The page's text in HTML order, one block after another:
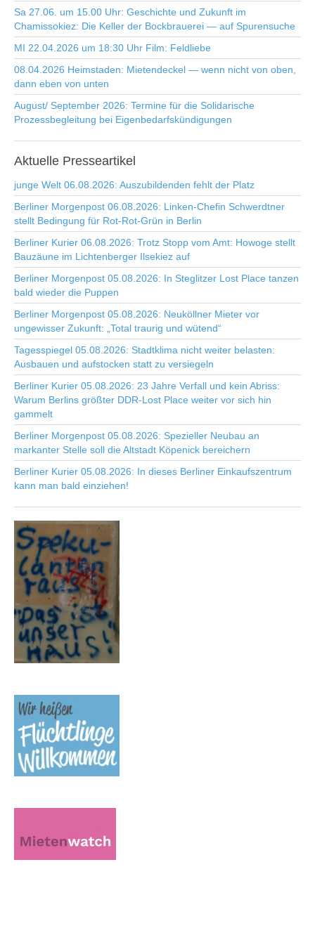
Sa 27.06. um 15.00 Uhr: Geschichte und Zukunft im
Chamissokiez: Die Keller der Bockbrauerei — auf Spurensuche
MI 22.04.2026 um 18:30 Uhr Film: Feldliebe
08.04.2026 Heimstaden: Mietendeckel — wenn nicht von oben,
dann eben von unten
August/ September 2026: Termine für die Solidarische
Prozessbegleitung bei Eigenbedarfskündigungen
Aktuelle Presseartikel
junge Welt 06.08.2026: Auszubildenden fehlt der Platz
Berliner Morgenpost 06.08.2026: Linken-Chefin Schwerdtner
stellt Bedingung für Rot-Rot-Grün in Berlin
Berliner Kurier 06.08.2026: Trotz Stopp vom Amt: Howoge stellt
Bauzäune im Lichtenberger Ilsekiez auf
Berliner Morgenpost 05.08.2026: In Steglitzer Lost Place tanzen
bald wieder die Puppen
Berliner Morgenpost 05.08.2026: Neuköllner Mieter vor
ungewisser Zukunft: „Total traurig und wütend“
Tagesspiegel 05.08.2026: Stadtklima nicht weiter belasten:
Ausbauen und aufstocken statt zu versiegeln
Berliner Kurier 05.08.2026: 23 Jahre Verfall und kein Abriss:
Warum Berlins größter DDR-Lost Place weiter vor sich hin
gammelt
Berliner Morgenpost 05.08.2026: Spezieller Neubau an
markanter Stelle soll die Altstadt Köpenick bereichern
Berliner Kurier 05.08.2026: In dieses Berliner Einkaufszentrum
kann man bald einziehen!